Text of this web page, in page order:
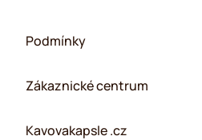
Podmínky
Zákaznické centrum
Kavovakapsle .cz